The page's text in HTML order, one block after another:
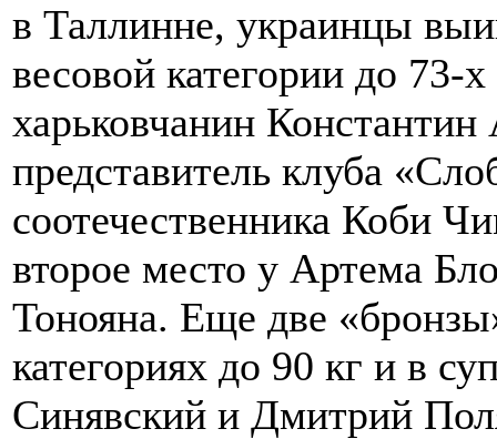
в Таллинне, украинцы
весовой категории до 73-
харьковчанин
представитель клуба
соотечественника Коби
второе место у Артема
Тонояна. Еще две
категориях до 90 кг и в
Синявский и Дмитрий